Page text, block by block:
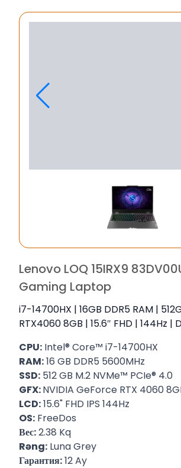
Lenovo LOQ 15IRX9
Gaming Laptop
i7-14700HX | 16GB DDR5 RAM |
RTX4060 8GB | 15.6″ FHD | 144Hz |
CPU: Intel® Core™ i7-14700HX
RAM:16 GB DDR5 5600MHz
SSD: 512 GB M.2 NVMe™ PCIe® 4.0
GFX:NVIDIA GeForce RTX 4060
LCD:15.6" FHD IPS 144Hz
OS: FreeDos
Вес:2.38 Kq
Rəng: Luna Grey
Гарантия:12 Ay